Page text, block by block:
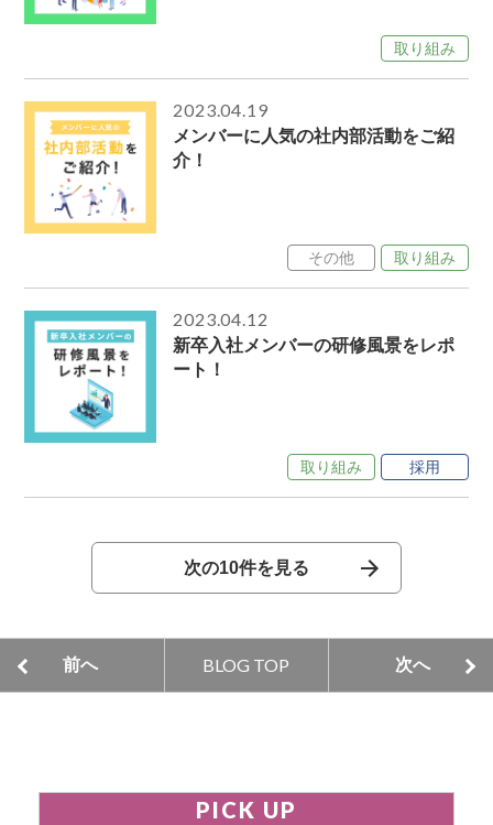
取り組み
2023.04.19
メンバーに人気の社内部活動をご紹
介！
その他 取り組み
2023.04.12
新卒入社メンバーの研修風景をレポ
ート！
取り組み 採用
次の10件を見る
前へ BLOG TOP 次へ
PICK UP